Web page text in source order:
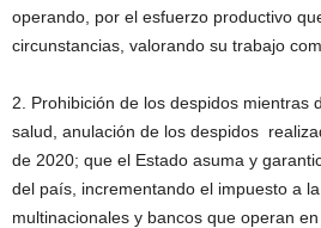
operando, por el esfuerzo productivo
circunstancias, valorando su trabajo
2. Prohibición de los despidos mientras
salud, anulación de los despidos
de 2020; que el Estado asuma y
del país, incrementando el impuesto a
multinacionales y bancos que operan